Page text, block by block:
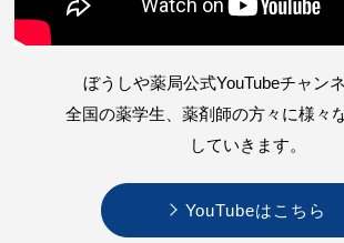
ぼうしや薬局公式YouTubeチャン
全国の薬学生、薬剤師の方々に様々
していきます。
YouTubeはこちら